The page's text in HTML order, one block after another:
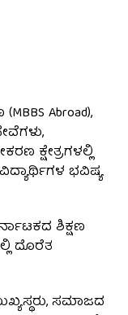
Abroad),
ಕ್ಷೇತ್ರಗಳಲ್ಲಿ
ಭವಿಷ್ಯ
ಶಿಕ್ಷಣ
ದೊರೆತ
ಸಮಾಜದ